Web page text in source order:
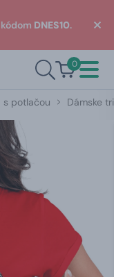
DNES10.
0
s potlačou Dámske